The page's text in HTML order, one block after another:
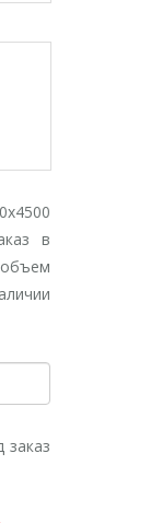
в
заказ